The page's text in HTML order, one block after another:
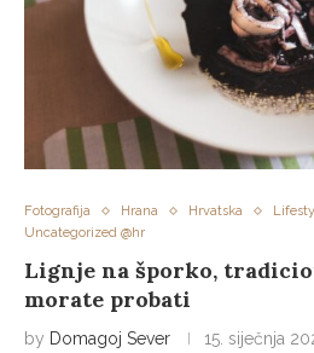
Fotografija Hrana Hrvatska
Uncategorized @hr
Lignje na šporko,
morate probati
by Domagoj Sever 15. siječnja